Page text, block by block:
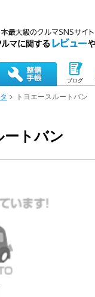
ブログ
トヨエースルートバン
ートバン